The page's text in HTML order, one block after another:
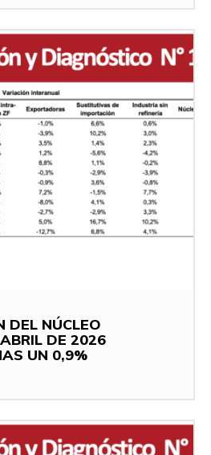
DEL NÚCLEO
DE 2026
UN 0,9%